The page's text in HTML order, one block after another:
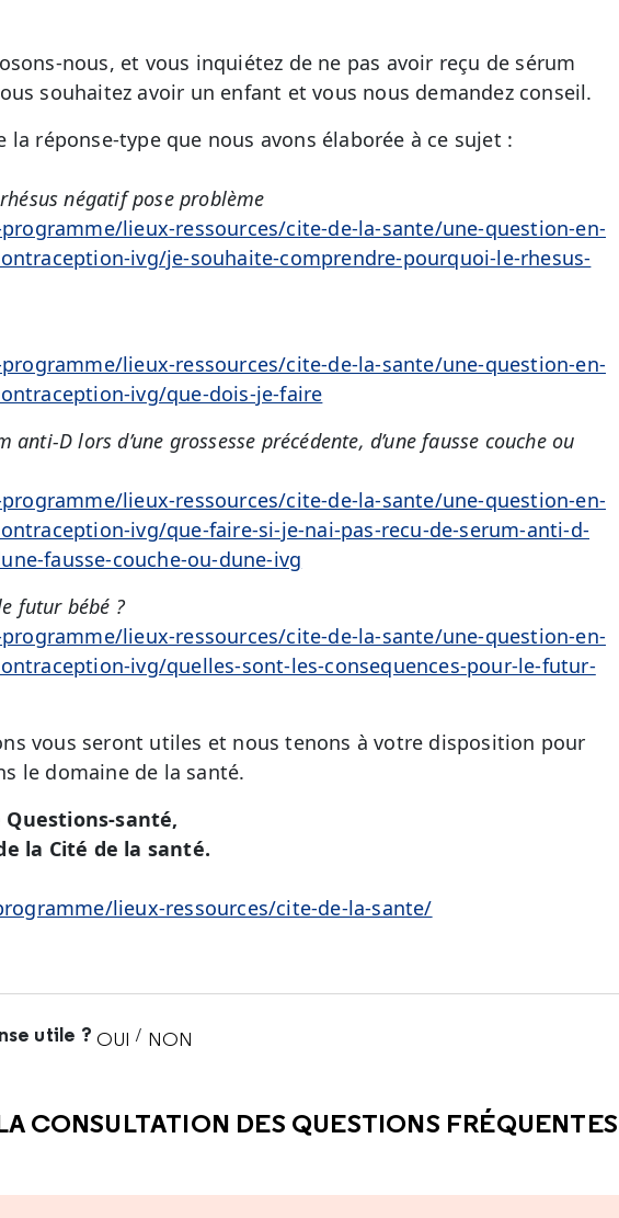
nous, et vous inquiétez de ne pas avoir reçu de sérum
souhaitez avoir un enfant et vous nous demandez conseil.
réponse-type que nous avons élaborée à ce sujet :
négatif pose problème
lieux-ressources/cite-de-la-sante/une-question-en-
ivg/je-souhaite-comprendre-pourquoi-le-rhesus-
lieux-ressources/cite-de-la-sante/une-question-en-
ivg/que-dois-je-faire
anti-D lors d’une grossesse précédente, d’une fausse couche ou
lieux-ressources/cite-de-la-sante/une-question-en-
ivg/que-faire-si-je-nai-pas-recu-de-serum-anti-d-
fausse-couche-ou-dune-ivg
futur bébé ?
lieux-ressources/cite-de-la-sante/une-question-en-
ivg/quelles-sont-les-consequences-pour-le-futur-
vous seront utiles et nous tenons à votre disposition pour
le domaine de la santé.
Questions-santé,
la Cité de la santé.
lieux-ressources/cite-de-la-sante/
utile ? OUI / NON
CONSULTATION DES QUESTIONS FRÉQUENTES